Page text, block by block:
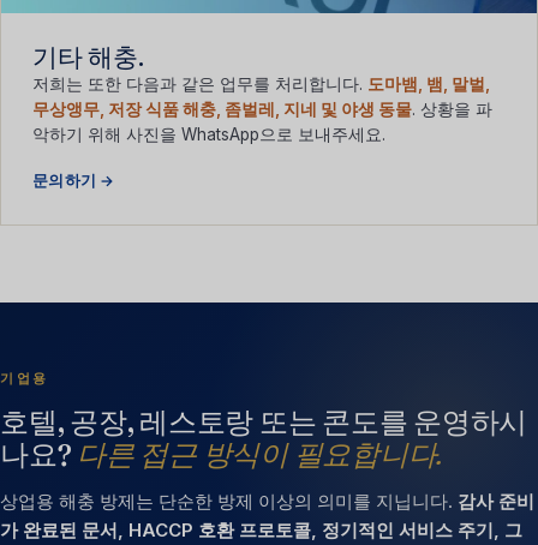
기타 해충.
저희는 또한 다음과 같은 업무를 처리합니다. 도마뱀, 뱀, 말벌,
무상앵무, 저장 식품 해충, 좀벌레, 지네 및 야생 동물. 상황을 파
악하기 위해 사진을 WhatsApp으로 보내주세요.
문의하기 →
기업용
호텔, 공장, 레스토랑 또는 콘도를 운영하시
나요? 다른 접근 방식이 필요합니다.
상업용 해충 방제는 단순한 방제 이상의 의미를 지닙니다. 감사 준비
가 완료된 문서, HACCP 호환 프로토콜, 정기적인 서비스 주기, 그